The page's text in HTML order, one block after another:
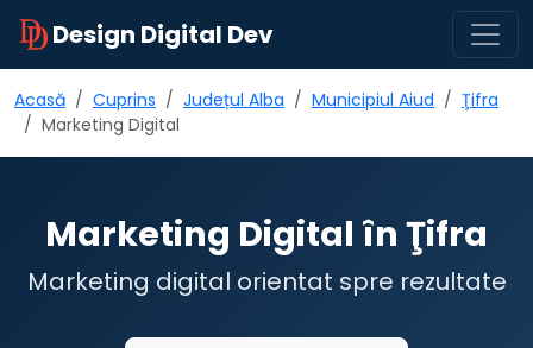
Design Digital Dev
Acasă Cuprins Județul Alba Municipiul Aiud
Ţifra
Marketing Digital
Marketing Digital în Ţifra
Marketing digital orientat spre rezultate